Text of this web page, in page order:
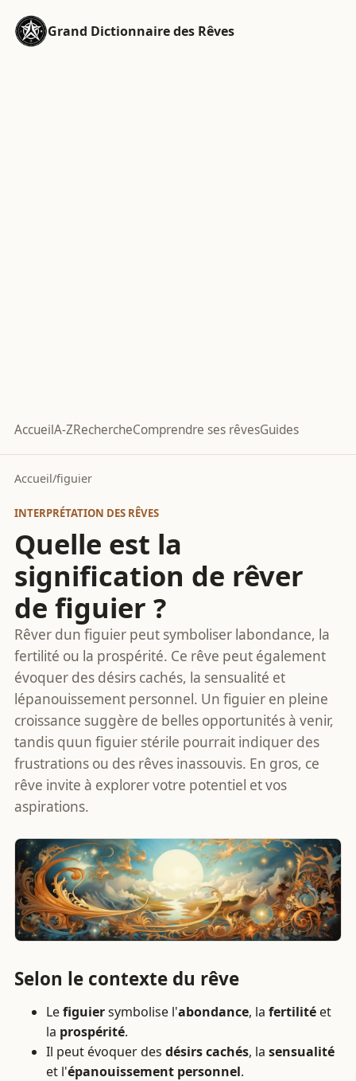
Grand Dictionnaire des Rêves
AccueilA-ZRechercheComprendre ses rêvesGuides
Accueil/figuier
INTERPRÉTATION DES RÊVES
Quelle est la
signification de rêver
de figuier ?
Rêver dun figuier peut symboliser labondance, la
fertilité ou la prospérité. Ce rêve peut également
évoquer des désirs cachés, la sensualité et
lépanouissement personnel. Un figuier en pleine
croissance suggère de belles opportunités à venir,
tandis quun figuier stérile pourrait indiquer des
frustrations ou des rêves inassouvis. En gros, ce
rêve invite à explorer votre potentiel et vos
aspirations.
Selon le contexte du rêve
Lefiguiersymbolise l'abondance, la fertilité et
la prospérité.
Il peut évoquer des désirs cachés, la sensualité
et l'épanouissement personnel.